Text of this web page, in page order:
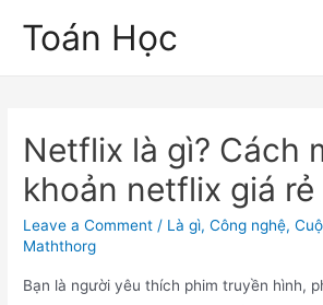
Toán Học
Netflix là gì? Cách
khoản netflix giá rẻ
Leave a Comment / Là gì,Công nghệ,
Maththorg
Bạn là người yêu thích phim truyền hình,